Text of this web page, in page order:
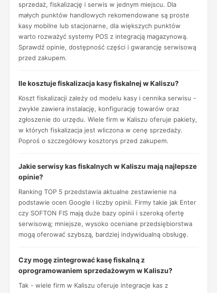
sprzedaż, fiskalizację i serwis w jednym miejscu. Dla
małych punktów handlowych rekomendowane są proste
kasy mobilne lub stacjonarne, dla większych punktów
warto rozważyć systemy POS z integracją magazynową.
Sprawdź opinie, dostępność części i gwarancję serwisową
przed zakupem.
Ile kosztuje fiskalizacja kasy fiskalnej w Kaliszu?
Koszt fiskalizacji zależy od modelu kasy i cennika serwisu -
zwykle zawiera instalację, konfigurację towarów oraz
zgłoszenie do urzędu. Wiele firm w Kaliszu oferuje pakiety,
w których fiskalizacja jest wliczona w cenę sprzedaży.
Poproś o szczegółowy kosztorys przed zakupem.
Jakie serwisy kas fiskalnych w Kaliszu mają najlepsze
opinie?
Ranking TOP 5 przedstawia aktualne zestawienie na
podstawie ocen Google i liczby opinii. Firmy takie jak Enter
czy SOFTON FIS mają duże bazy opinii i szeroką ofertę
serwisową; mniejsze, wysoko oceniane przedsiębiorstwa
mogą oferować szybszą, bardziej indywidualną obsługę.
Czy mogę zintegrować kasę fiskalną z
oprogramowaniem sprzedażowym w Kaliszu?
Tak - wiele firm w Kaliszu oferuje integracje kas z